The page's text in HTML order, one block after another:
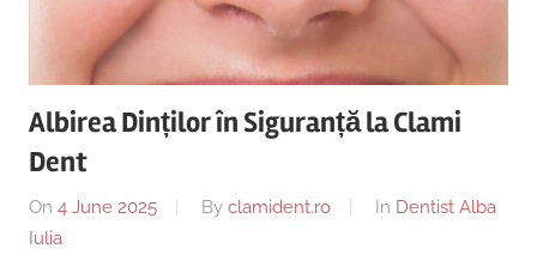
|
Centru
Implantologie
Copii,
Dentist,
Strada
Lăncrănjan
19,
Albirea Dinților în Siguranță la Clami
Dent
On 4 June 2025 By clamident.ro In Dentist Alba
Iulia